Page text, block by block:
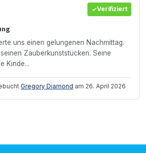
Verifiziert
uns einen gelungenen Nachmittag.
Zauberkunststücken. Seine
Kinde...
Gregory Diamond am 26. April 2026